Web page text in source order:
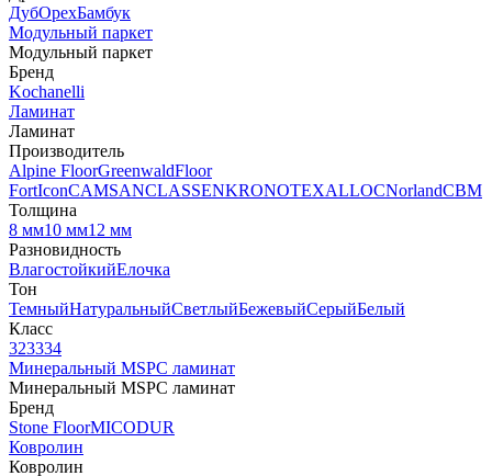
ДубОрехБамбук
Модульный паркет
Модульный паркет
Бренд
Kochanelli
Ламинат
Ламинат
Производитель
Alpine FloorGreenwaldFloor
FortIconCAMSANCLASSENKRONOTEXALLOCNorlandCBM
Толщина
8 мм10 мм12 мм
Разновидность
ВлагостойкийЕлочка
Тон
ТемныйНатуральныйСветлыйБежевыйСерыйБелый
Класс
323334
Минеральный MSPC ламинат
Минеральный MSPC ламинат
Бренд
Stone FloorMICODUR
Ковролин
Ковролин